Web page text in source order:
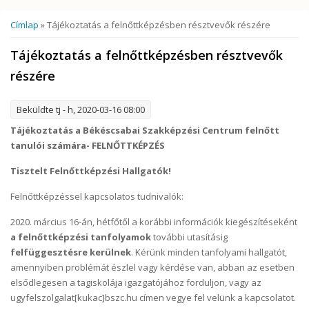
Jelenlegi hely
Címlap » Tájékoztatás a felnőttképzésben résztvevők részére
Tájékoztatás a felnőttképzésben résztvevők
részére
Beküldte tj - h, 2020-03-16 08:00
Tájékoztatás a Békéscsabai Szakképzési Centrum felnőtt
tanulói számára- FELNŐTTKÉPZÉS
Tisztelt Felnőttképzési Hallgatók!
Felnőttképzéssel kapcsolatos tudnivalók:
2020. március 16-án, hétfőtől a korábbi információk kiegészítéseként
a felnőttképzési tanfolyamoktovábbi utasításig
felfüggesztésre kerülnek. Kérünk minden tanfolyami hallgatót,
amennyiben problémát észlel vagy kérdése van, abban az esetben
elsődlegesen a tagiskolája igazgatójához forduljon, vagy az
ugyfelszolgalat[kukac]bszc.hu címen vegye fel velünk a kapcsolatot.